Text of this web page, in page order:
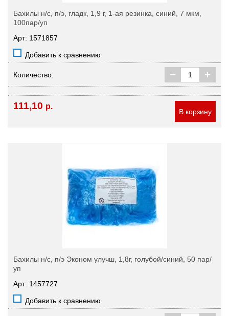
Бахилы н/с, п/э, гладк, 1,9 г, 1-ая резинка, синий, 7 мкм,
100пар/уп
Арт: 1571857
Добавить к сравнению
Количество:
111,10 р.
В корзину
Бахилы н/с, п/э Эконом улучш, 1,8г, голубой/синий, 50 пар/
уп
Арт: 1457727
Добавить к сравнению